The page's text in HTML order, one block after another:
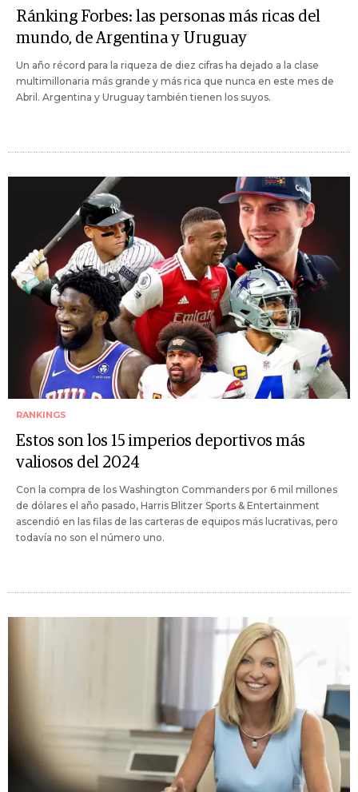
Ránking Forbes: las personas más ricas del
mundo, de Argentina y Uruguay
Un año récord para la riqueza de diez cifras ha dejado a la clase
multimillonaria más grande y más rica que nunca en este mes de
Abril. Argentina y Uruguay también tienen los suyos.
RANKINGS
Estos son los 15 imperios deportivos más
valiosos del 2024
Con la compra de los Washington Commanders por 6 mil millones
de dólares el año pasado, Harris Blitzer Sports & Entertainment
ascendió en las filas de las carteras de equipos más lucrativas, pero
todavía no son el número uno.